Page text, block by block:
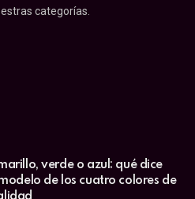
categorías.
verde o azul: qué dice
de los cuatro colores de